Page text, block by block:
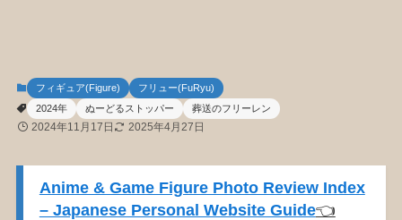
フィギュア(Figure)
フリュー(FuRyu)
2024年
ぬーどるストッパー 葬送のフリーレン
2024年11月17日 2025年4月27日
Anime & Game Figure Photo Review Index
– Japanese Personal Website Guide👈️